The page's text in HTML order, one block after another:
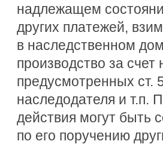
надлежащем
других платежей,
в наследственном
производство за
предусмотренных ст.
наследодателя и т.п.
действия могут быть
по его поручению